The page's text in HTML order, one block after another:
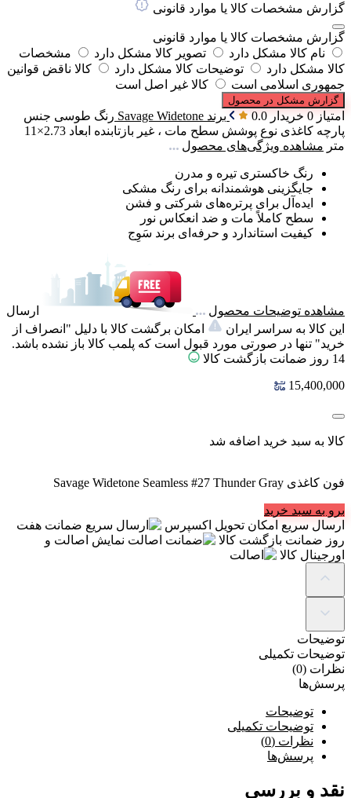
گزارش مشخصات کالا یا موارد قانونی
گزارش مشخصات کالا یا موارد قانونی
نام کالا مشکل دارد
تصویر کالا مشکل دارد
مشخصات
کالا مشکل دارد
توضیحات کالا مشکل دارد
کالا ناقض قوانین
جمهوری اسلامی است
کالا غیر اصل است
گزارش مشکل در محصول
امتیاز 0 خریدار 0.0 برند Savage Widetone رنگ طوسی جنس
پارچه کاغذی نوع پوشش سطح مات ، غیر بازتابنده ابعاد
2.73×11
متر مشاهده ویژگی‌های محصول
رنگ خاکستری تیره و مدرن
جایگزینی هوشمندانه برای رنگ مشکی
ایده‌آل برای پرتره‌های شرکتی و فشن
سطح کاملاً مات و ضد انعکاس نور
کیفیت استاندارد و حرفه‌ای برند سَوِج
مشاهده توضیحات محصول
ارسال
این کالا به سراسر ایران
امکان برگشت کالا با دلیل "انصراف از
خرید" تنها در صورتی مورد قبول است که پلمب کالا باز نشده باشد.
14 روز ضمانت بازگشت کالا
15,400,000
کالا به سبد خرید اضافه شد
فون کاغذی Savage Widetone Seamless #27 Thunder Gray
برو به سبد خرید
ارسال سریع امکان تحویل اکسپرس ضمانت هفت
روز ضمانت بازگشت کالا
اصالت نمایش اصالت و
اورجینال کالا
توضیحات
توضیحات تکمیلی
نظرات (0)
پرسش‌ها
توضیحات
توضیحات تکمیلی
نظرات (0)
پرسش‌ها
نقد و بررسی